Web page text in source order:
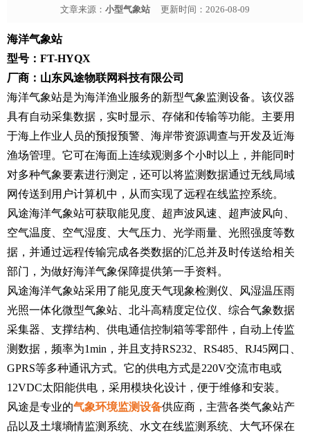
文章来源： 小型气象站 更新时间：2026-08-09
海洋气象站
型号：FT-HYQX
厂商：山东风途物联网科技有限公司
海洋气象站是为海洋渔业服务的新型气象监测设备。该仪器
具有自动采集数据，实时显示、存储和传输等功能。主要用
于海上作业人员的预报预警、海岸带资源调查与开发及近海
渔场管理。它可在海面上连续观测多个小时以上，并能同时
对多种气象要素进行测定，还可以将监测数据通过无线局域
网传送到用户计算机中，从而实现了远程在线监控系统。
风途海洋气象站可获取能见度、超声波风速、超声波风向、
空气温度、空气湿度、大气压力、光学雨量、光照强度等数
据，并通过远程传输完成各类数据的汇总并及时传送给相关
部门，为做好海洋气象保障提供第一手资料。
风途海洋气象站采用了能见度天气现象检测仪、风湿温压雨
光照一体化微型气象站、北斗高精度定位仪、综合气象数据
采集器、支撑结构、供电通信控制箱等零部件，自动上传监
测数据，频率为1min，并且支持RS232、RS485、RJ45网口、
GPRS等多种通讯方式。它的供电方式是220V交流市电或
12VDC太阳能供电，采用模块化设计，便于维修和安装。
风途是专业的气象环境监测设备供应商，主营各类气象站产
品以及土壤墒情监测系统、水文在线监测系统、大气环保在